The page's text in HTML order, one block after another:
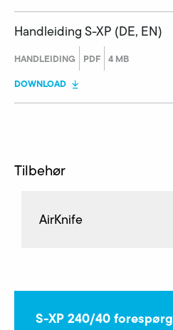
Handleiding S-XP (DE, EN)
HANDLEIDING PDF 4 MB
DOWNLOAD
Tilbehør
AirKnife
S-XP 240/40 forespørg